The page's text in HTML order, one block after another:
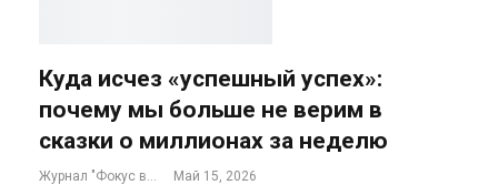
Куда исчез «успешный успех»:
почему мы больше не верим в
сказки о миллионах за неделю
Журнал "Фокус внимания" Май 15, 2026